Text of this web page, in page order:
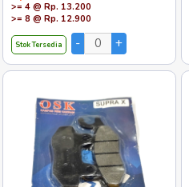
>= 4 @ Rp. 13.200
>= 8 @ Rp. 12.900
Stok Tersedia